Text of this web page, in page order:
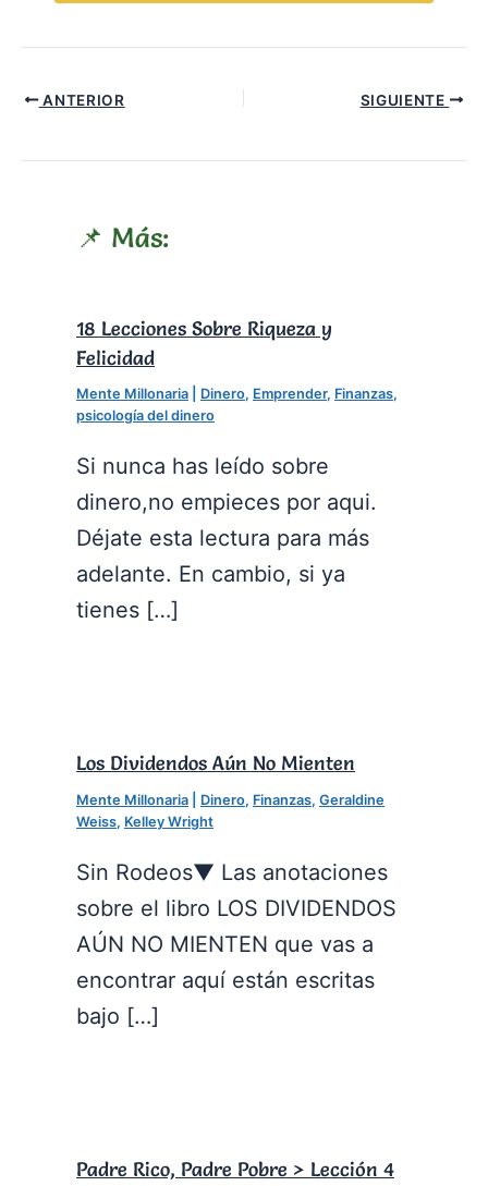
ANTERIOR SIGUIENTE
📌 Más:
18 Lecciones Sobre Riqueza y
Felicidad
Mente Millonaria Dinero, Emprender, Finanzas,
psicología del dinero
Si nunca has leído sobre
dinero,no empieces por aqui.
Déjate esta lectura para más
adelante. En cambio, si ya
tienes […]
Los Dividendos Aún No Mienten
Mente Millonaria Dinero, Finanzas, Geraldine
Weiss, Kelley Wright
Sin Rodeos▼ Las anotaciones
sobre el libro LOS DIVIDENDOS
AÚN NO MIENTEN que vas a
encontrar aquí están escritas
bajo […]
Padre Rico, Padre Pobre > Lección 4